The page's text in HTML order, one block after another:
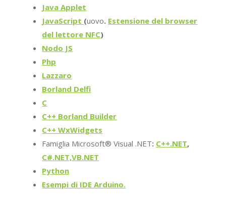
Java Applet
JavaScript (uovo. Estensione del browser
del lettore NFC)
Nodo JS
Php
Lazzaro
Borland Delfi
C
C++ Borland Builder
C++ WxWidgets
Famiglia Microsoft® Visual .NET: C++.NET,
C#.NET,VB.NET
Python
Esempi di IDE Arduino.